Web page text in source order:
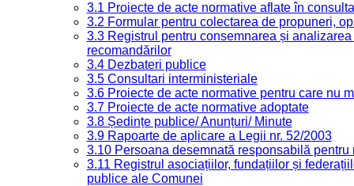
3.1 Proiecte de acte normative aflate în
3.2 Formular pentru colectarea de propuneri,
3.3 Registrul pentru consemnarea și
recomandărilor
3.4 Dezbateri publice
3.5 Consultari interministeriale
3.6 Proiecte de acte normative pentru care nu
3.7 Proiecte de acte normative adoptate
3.8 Ședințe publice/ Anunțuri/ Minute
3.9 Rapoarte de aplicare a Legii nr. 52/2003
3.10 Persoana desemnată responsabilă
3.11 Registrul asociațiilor, fundațiilor și
publice ale Comunei